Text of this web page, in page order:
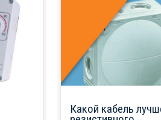
Какой кабель